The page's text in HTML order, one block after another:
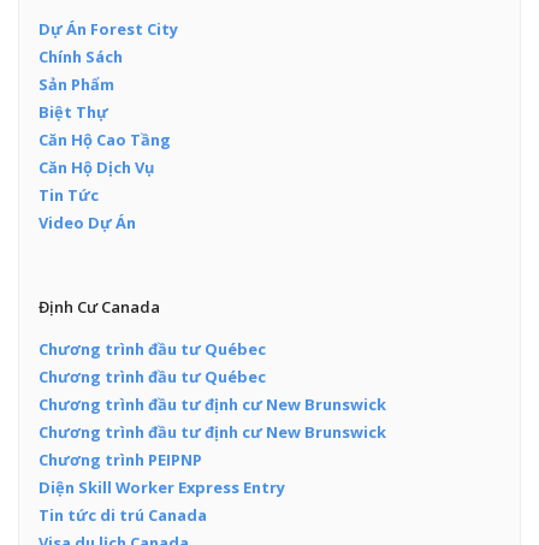
Dự Án Forest City
Chính Sách
Sản Phẩm
Biệt Thự
Căn Hộ Cao Tầng
Căn Hộ Dịch Vụ
Tin Tức
Video Dự Án
Định Cư Canada
Chương trình đầu tư Québec
Chương trình đầu tư Québec
Chương trình đầu tư định cư New Brunswick
Chương trình đầu tư định cư New Brunswick
Chương trình PEIPNP
Diện Skill Worker Express Entry
Tin tức di trú Canada